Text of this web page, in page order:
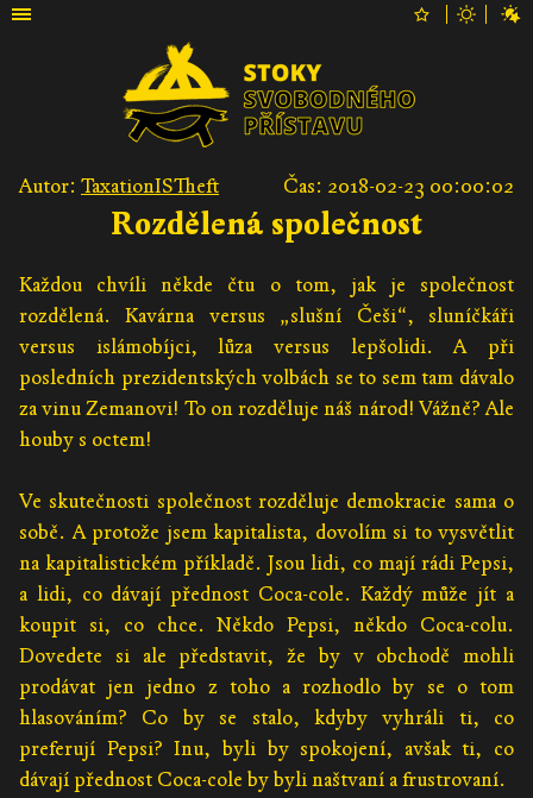
Autor: TaxationISTheft Čas: 2018-02-23 00:00:02
Rozdělená společnost
Každou chvíli někde čtu o tom, jak je společnost
rozdělená. Kavárna versus „slušní Češi“, sluníčkáři
versus islámobíjci, lůza versus lepšolidi. A při
posledních prezidentských volbách se to sem tam dávalo
za vinu Zemanovi! To on rozděluje náš národ! Vážně? Ale
houby s octem!
Ve skutečnosti společnost rozděluje demokracie sama o
sobě. A protože jsem kapitalista, dovolím si to vysvětlit
na kapitalistickém příkladě. Jsou lidi, co mají rádi Pepsi,
a lidi, co dávají přednost Coca-cole. Každý může jít a
koupit si, co chce. Někdo Pepsi, někdo Coca-colu.
Dovedete si ale představit, že by v obchodě mohli
prodávat jen jedno z toho a rozhodlo by se o tom
hlasováním? Co by se stalo, kdyby vyhráli ti, co
preferují Pepsi? Inu, byli by spokojení, avšak ti, co
dávají přednost Coca-cole by byli naštvaní a frustrovaní.